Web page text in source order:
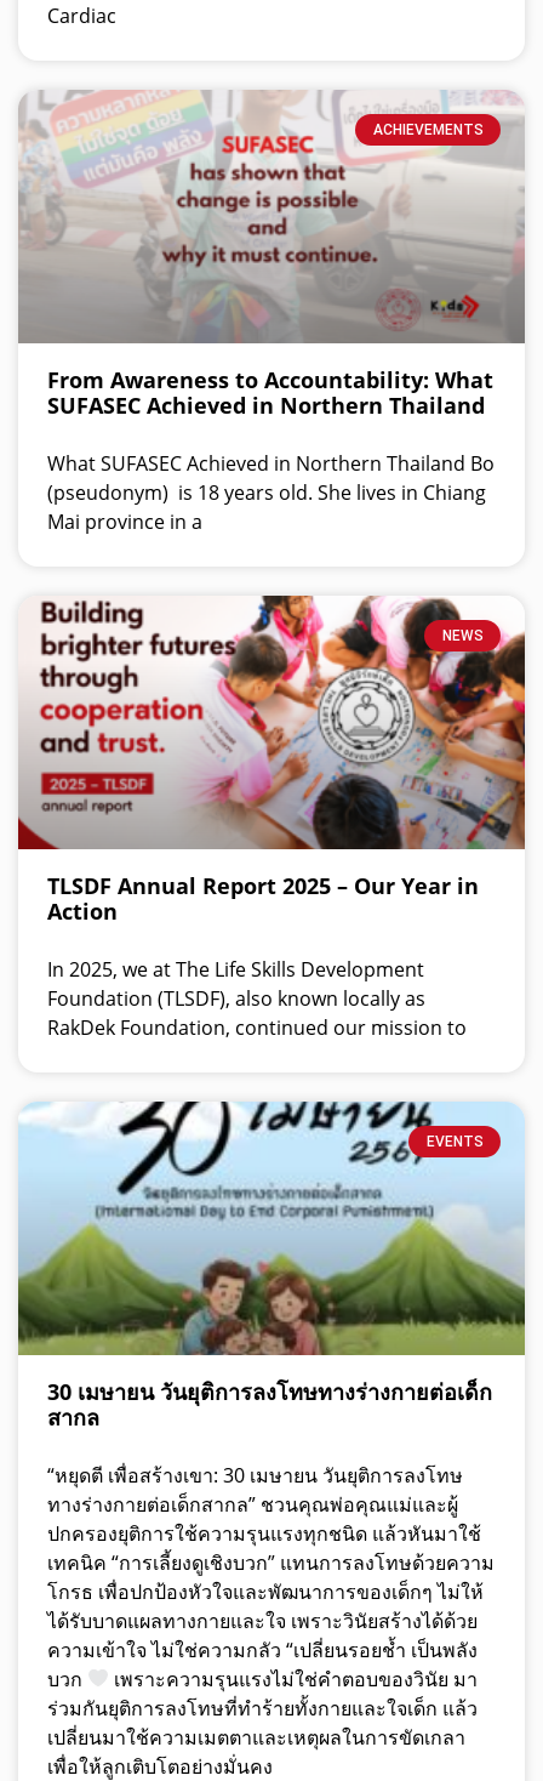
Cardiac
ACHIEVEMENTS
From Awareness to Accountability: What
SUFASEC Achieved in Northern Thailand
What SUFASEC Achieved in Northern Thailand Bo
(pseudonym) is 18 years old. She lives in Chiang
Mai province in a
NEWS
TLSDF Annual Report 2025 – Our Year in
Action
In 2025, we at The Life Skills Development
Foundation (TLSDF), also known locally as
RakDek Foundation, continued our mission to
EVENTS
30 เมษายน วันยุติการลงโทษทางร่างกายต่อเด็ก
สากล
“หยุดตี เพื่อสร้างเขา: 30 เมษายน วันยุติการลงโทษ
ทางร่างกายต่อเด็กสากล” ชวนคุณพ่อคุณแม่และผู้
ปกครองยุติการใช้ความรุนแรงทุกชนิด แล้วหันมาใช้
เทคนิค “การเลี้ยงดูเชิงบวก” แทนการลงโทษด้วยความ
โกรธ เพื่อปกป้องหัวใจและพัฒนาการของเด็กๆ ไม่ให้
ได้รับบาดแผลทางกายและใจ เพราะวินัยสร้างได้ด้วย
ความเข้าใจ ไม่ใช่ความกลัว “เปลี่ยนรอยช้ำ เป็นพลัง
บวก
เพราะความรุนแรงไม่ใช่คำตอบของวินัย มา
ร่วมกันยุติการลงโทษที่ทำร้ายทั้งกายและใจเด็ก แล้ว
เปลี่ยนมาใช้ความเมตตาและเหตุผลในการขัดเกลา
เพื่อให้ลูกเติบโตอย่างมั่นคง